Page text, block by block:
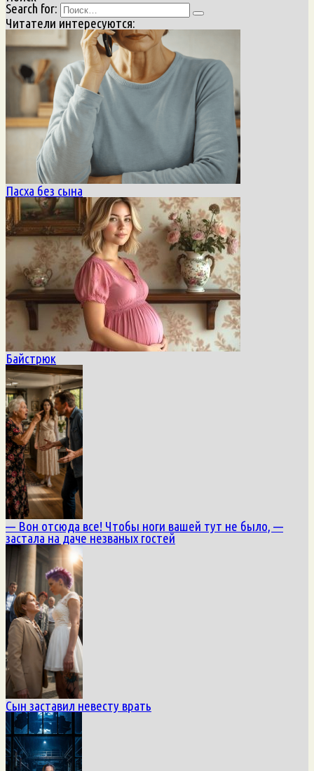
Search for:
Читатели интересуются:
Пасха без сына
Байстрюк
— Вон отсюда все! Чтобы ноги вашей тут не было, —
застала на даче незваных гостей
Сын заставил невесту врать